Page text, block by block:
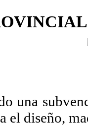
una
el diseño,